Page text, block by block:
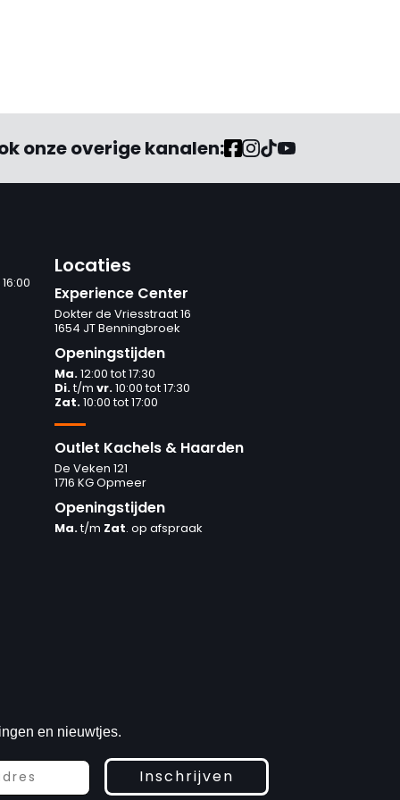
onze overige kanalen:
Locaties
Experience Center
Dokter de Vriesstraat 16
1654 JT Benningbroek
Openingstijden
Ma.12:00 tot 17:30
Di.t/m vr.10:00 tot 17:30
Zat.10:00 tot 17:00
Outlet Kachels & Haarden
De Veken 121
1716 KG Opmeer
Openingstijden
Ma.t/m Zat. op afspraak
en nieuwtjes.
Inschrijven